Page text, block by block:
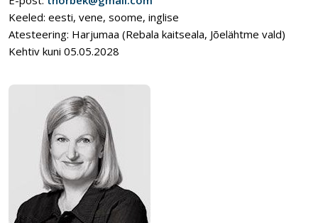
Keeled: eesti, vene, soome, inglise
Atesteering: Harjumaa (Rebala kaitseala, Jõelähtme vald)
Kehtiv kuni 05.05.2028